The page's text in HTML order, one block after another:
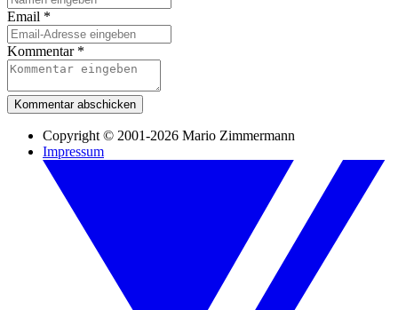
Email *
Kommentar *
Kommentar abschicken
Copyright © 2001-2026 Mario Zimmermann
Impressum